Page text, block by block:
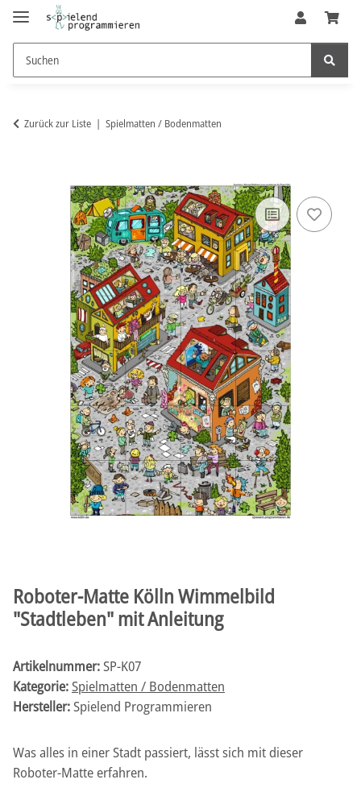
Zurück zur Liste Spielmatten / Bodenmatten
Roboter-Matte Kölln Wimmelbild
"Stadtleben" mit Anleitung
Artikelnummer:SP-K07
Kategorie:Spielmatten / Bodenmatten
Hersteller:Spielend Programmieren
Was alles in einer Stadt passiert, lässt sich mit dieser
Roboter-Matte erfahren.